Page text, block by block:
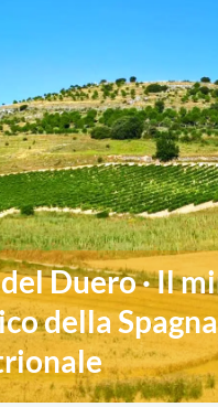
Duero · Il
della Spagna